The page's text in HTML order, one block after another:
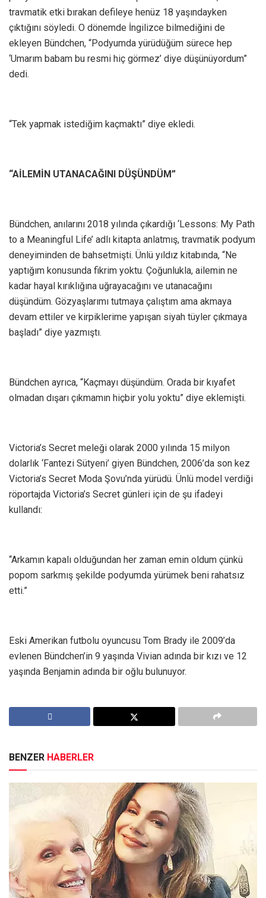
travmatik etki bırakan defileye henüz 18 yaşındayken
çıktığını söyledi. O dönemde İngilizce bilmediğini de
ekleyen Bündchen, “Podyumda yürüdüğüm sürece hep
‘Umarım babam bu resmi hiç görmez’ diye düşünüyordum”
dedi.
“Tek yapmak istediğim kaçmaktı” diye ekledi.
“AİLEMİN UTANACAĞINI DÜŞÜNDÜM”
Bündchen, anılarını 2018 yılında çıkardığı ‘Lessons: My Path
to a Meaningful Life’ adlı kitapta anlatmış, travmatik podyum
deneyiminden de bahsetmişti. Ünlü yıldız kitabında, “Ne
yaptığım konusunda fikrim yoktu. Çoğunlukla, ailemin ne
kadar hayal kırıklığına uğrayacağını ve utanacağını
düşündüm. Gözyaşlarımı tutmaya çalıştım ama akmaya
devam ettiler ve kirpiklerime yapışan siyah tüyler çıkmaya
başladı” diye yazmıştı.
Bündchen ayrıca, “Kaçmayı düşündüm. Orada bir kıyafet
olmadan dışarı çıkmamın hiçbir yolu yoktu” diye eklemişti.
Victoria’s Secret meleği olarak 2000 yılında 15 milyon
dolarlık ‘Fantezi Sütyeni’ giyen Bündchen, 2006’da son kez
Victoria’s Secret Moda Şovu’nda yürüdü. Ünlü model verdiği
röportajda Victoria’s Secret günleri için de şu ifadeyi
kullandı:
“Arkamın kapalı olduğundan her zaman emin oldum çünkü
popom sarkmış şekilde podyumda yürümek beni rahatsız
etti.”
Eski Amerikan futbolu oyuncusu Tom Brady ile 2009’da
evlenen Bündchen’in 9 yaşında Vivian adında bir kızı ve 12
yaşında Benjamin adında bir oğlu bulunuyor.
BENZER HABERLER